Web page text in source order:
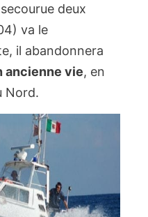
deux
va le
il abandonnera
ancienne vie, en
Nord.